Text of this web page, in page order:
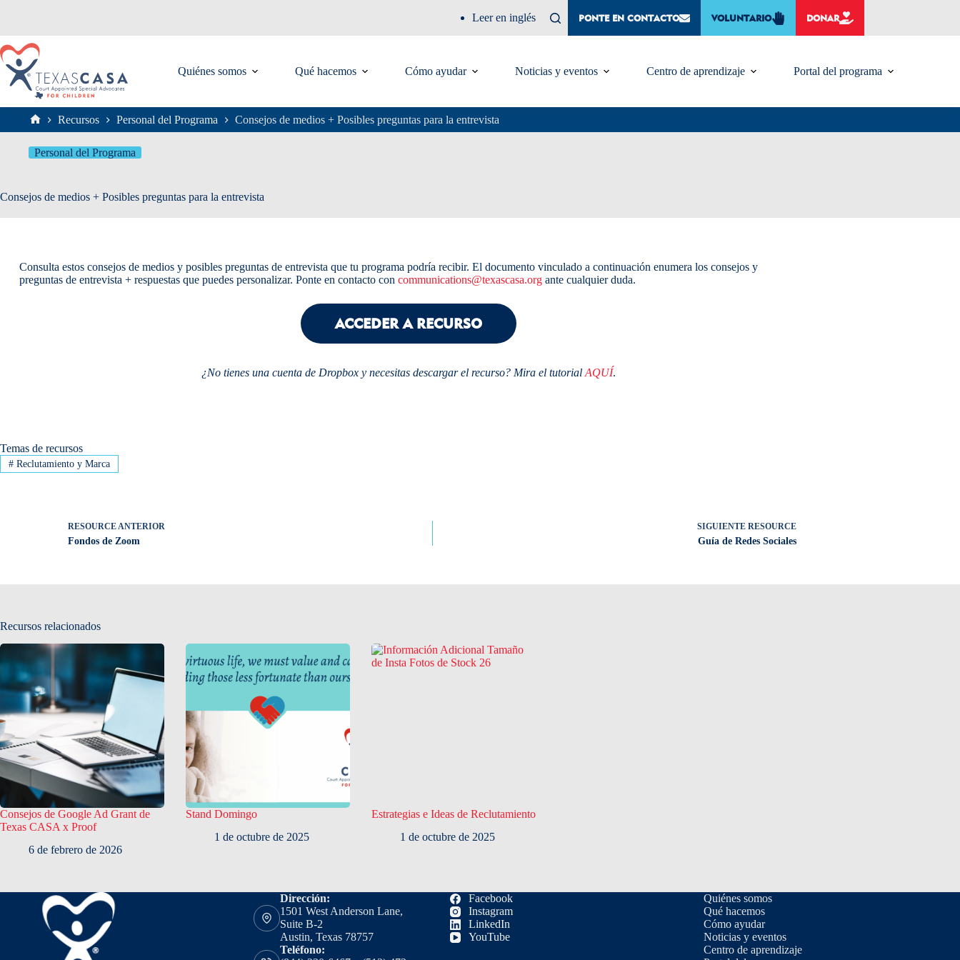
Leer en inglés PONTE EN CONTACTO VOLUNTARIO DONAR
Quiénes somos Qué hacemos Cómo ayudar Noticias y eventos Centro de aprendizaje Portal del programa
Inicio
Recursos Personal del Programa Consejos de medios + Posibles preguntas para la entrevista
Personal del Programa
Consejos de medios + Posibles preguntas para la entrevista
Consulta estos consejos de medios y posibles preguntas de entrevista que tu programa podría recibir. El documento vinculado a continuación enumera los consejos y
preguntas de entrevista + respuestas que puedes personalizar. Ponte en contacto con communications@texascasa.org ante cualquier duda.
ACCEDER A RECURSO
¿No tienes una cuenta de Dropbox y necesitas descargar el recurso? Mira el tutorial AQUÍ.
Temas de recursos
#Reclutamiento y Marca
RESOURCEANTERIOR
Fondos de Zoom
SIGUIENTE RESOURCE
Guía de Redes Sociales
Recursos relacionados
Consejos de Google Ad Grant de
Texas CASA x Proof
6 de febrero de 2026
Stand Domingo
1 de octubre de 2025
Estrategias e Ideas de Reclutamiento
1 de octubre de 2025
Dirección:
1501 West Anderson Lane,
Suite B-2
Austin, Texas 78757
Teléfono:
Facebook
Instagram
LinkedIn
YouTube
Quiénes somos
Qué hacemos
Cómo ayudar
Noticias y eventos
Centro de aprendizaje